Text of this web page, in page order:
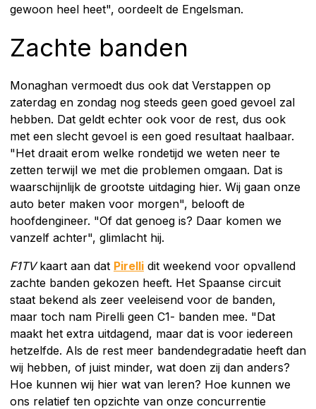
gewoon heel heet", oordeelt de Engelsman.
Zachte banden
Monaghan vermoedt dus ook dat Verstappen op
zaterdag en zondag nog steeds geen goed gevoel zal
hebben. Dat geldt echter ook voor de rest, dus ook
met een slecht gevoel is een goed resultaat haalbaar.
"Het draait erom welke rondetijd we weten neer te
zetten terwijl we met die problemen omgaan. Dat is
waarschijnlijk de grootste uitdaging hier. Wij gaan onze
auto beter maken voor morgen", belooft de
hoofdengineer. "Of dat genoeg is? Daar komen we
vanzelf achter", glimlacht hij.
F1TVkaart aan dat Pirelli dit weekend voor opvallend
zachte banden gekozen heeft. Het Spaanse circuit
staat bekend als zeer veeleisend voor de banden,
maar toch nam Pirelli geen C1- banden mee. "Dat
maakt het extra uitdagend, maar dat is voor iedereen
hetzelfde. Als de rest meer bandendegradatie heeft dan
wij hebben, of juist minder, wat doen zij dan anders?
Hoe kunnen wij hier wat van leren? Hoe kunnen we
ons relatief ten opzichte van onze concurrentie